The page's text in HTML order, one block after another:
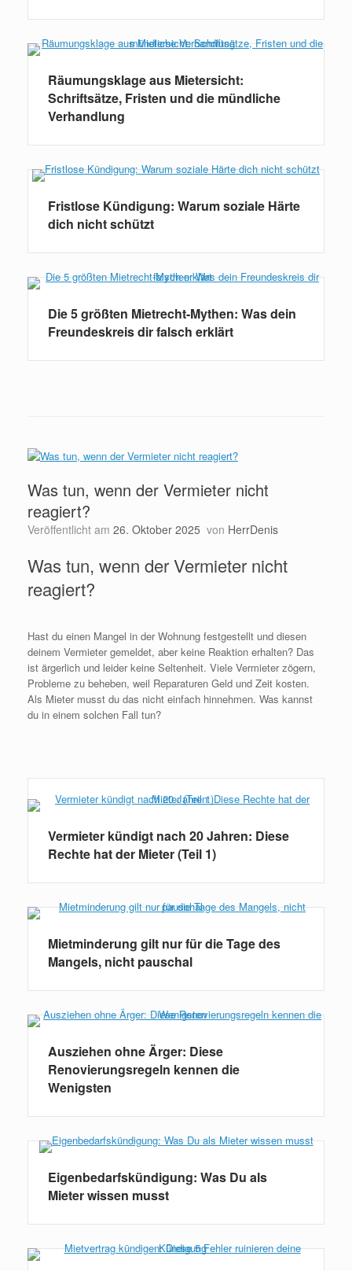
Räumungsklage aus Mietersicht:
Schriftsätze, Fristen und die mündliche
Verhandlung
Fristlose Kündigung: Warum soziale Härte
dich nicht schützt
Die 5 größten Mietrecht-Mythen: Was dein
Freundeskreis dir falsch erklärt
Was tun, wenn der Vermieter nicht
reagiert?
Veröffentlicht am 26. Oktober 2025 von HerrDenis
Was tun, wenn der Vermieter nicht
reagiert?
Hast du einen Mangel in der Wohnung festgestellt und diesen
deinem Vermieter gemeldet, aber keine Reaktion erhalten? Das
ist ärgerlich und leider keine Seltenheit. Viele Vermieter zögern,
Probleme zu beheben, weil Reparaturen Geld und Zeit kosten.
Als Mieter musst du das nicht einfach hinnehmen. Was kannst
du in einem solchen Fall tun?
Vermieter kündigt nach 20 Jahren: Diese
Rechte hat der Mieter (Teil 1)
Mietminderung gilt nur für die Tage des
Mangels, nicht pauschal
Ausziehen ohne Ärger: Diese
Renovierungsregeln kennen die
Wenigsten
Eigenbedarfskündigung: Was Du als
Mieter wissen musst